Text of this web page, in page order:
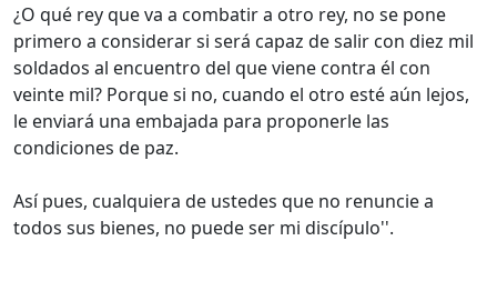
¿O qué rey que va a combatir a otro rey, no se pone
primero a considerar si será capaz de salir con diez mil
soldados al encuentro del que viene contra él con
veinte mil? Porque si no, cuando el otro esté aún lejos,
le enviará una embajada para proponerle las
condiciones de paz.
Así pues, cualquiera de ustedes que no renuncie a
todos sus bienes, no puede ser mi discípulo''.